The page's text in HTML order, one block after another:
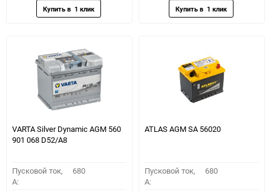
VARTA Silver Dynamic AGM 560
901 068 D52/A8
Пусковой ток,
A:
680
ATLAS AGM SA 56020
Пусковой ток,
A:
680